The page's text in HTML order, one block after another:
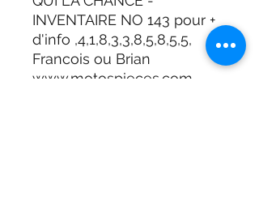
INVENTAIRE NO 143 pour +
d'info ,4,1,8,3,3,8,5,8,5,5,
Francois ou Brian
www.motospieces.com